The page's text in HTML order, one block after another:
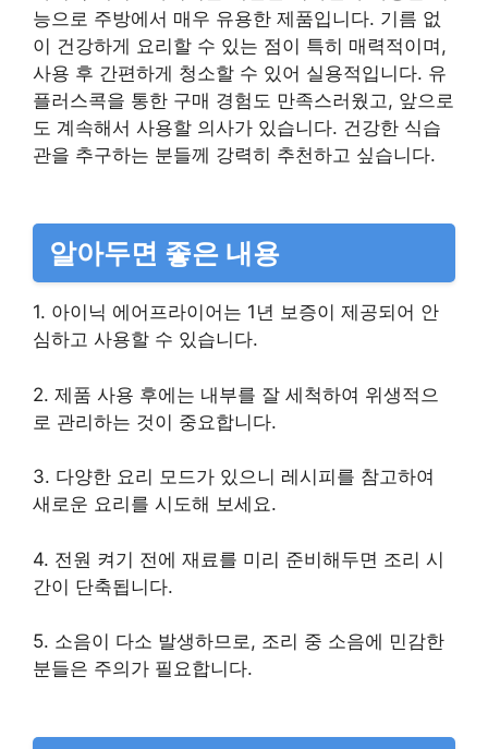
능으로 주방에서 매우 유용한 제품입니다. 기름 없
이 건강하게 요리할 수 있는 점이 특히 매력적이며,
사용 후 간편하게 청소할 수 있어 실용적입니다. 유
플러스콕을 통한 구매 경험도 만족스러웠고, 앞으로
도 계속해서 사용할 의사가 있습니다. 건강한 식습
관을 추구하는 분들께 강력히 추천하고 싶습니다.
알아두면 좋은 내용
1. 아이닉 에어프라이어는 1년 보증이 제공되어 안
심하고 사용할 수 있습니다.
2. 제품 사용 후에는 내부를 잘 세척하여 위생적으
로 관리하는 것이 중요합니다.
3. 다양한 요리 모드가 있으니 레시피를 참고하여
새로운 요리를 시도해 보세요.
4. 전원 켜기 전에 재료를 미리 준비해두면 조리 시
간이 단축됩니다.
5. 소음이 다소 발생하므로, 조리 중 소음에 민감한
분들은 주의가 필요합니다.